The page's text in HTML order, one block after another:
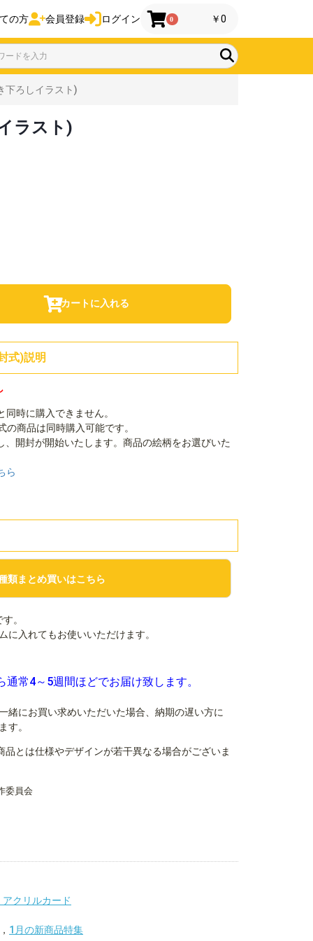
の方 会員登録 ログイン 0 ￥0
下ろしイラスト)
ラスト)
カートに入れる
式)説明
時に購入できません。
の商品は同時購入可能です。
開封が開始いたします。商品の絵柄をお選びいた
ら
類まとめ買いはこちら
。
に入れてもお使いいただけます。
常4～5週間ほどでお届け致します。
緒にお買い求めいただいた場合、納期の遅い方に
す。
とは仕様やデザインが若干異なる場合がございま
委員会
クリルカード
， 1月の新商品特集